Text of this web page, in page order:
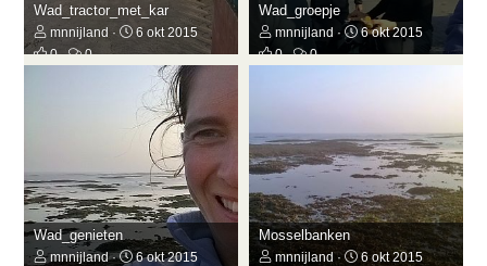
Wad_tractor_met_kar
mnnijland
6 okt 2015
0
0
Wad_groepje
mnnijland
6 okt 2015
0
0
Wad_genieten
mnnijland
6 okt 2015
Mosselbanken
mnnijland
6 okt 2015